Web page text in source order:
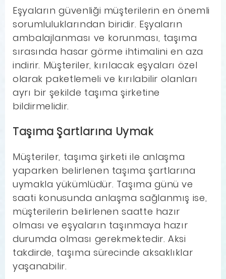
Eşyaların güvenliği müşterilerin en önemli
sorumluluklarından biridir. Eşyaların
ambalajlanması ve korunması, taşıma
sırasında hasar görme ihtimalini en aza
indirir. Müşteriler, kırılacak eşyaları özel
olarak paketlemeli ve kırılabilir olanları
ayrı bir şekilde taşıma şirketine
bildirmelidir.
Taşıma Şartlarına Uymak
Müşteriler, taşıma şirketi ile anlaşma
yaparken belirlenen taşıma şartlarına
uymakla yükümlüdür. Taşıma günü ve
saati konusunda anlaşma sağlanmış ise,
müşterilerin belirlenen saatte hazır
olması ve eşyaların taşınmaya hazır
durumda olması gerekmektedir. Aksi
takdirde, taşıma sürecinde aksaklıklar
yaşanabilir.